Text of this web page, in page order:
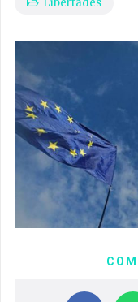
Libertades